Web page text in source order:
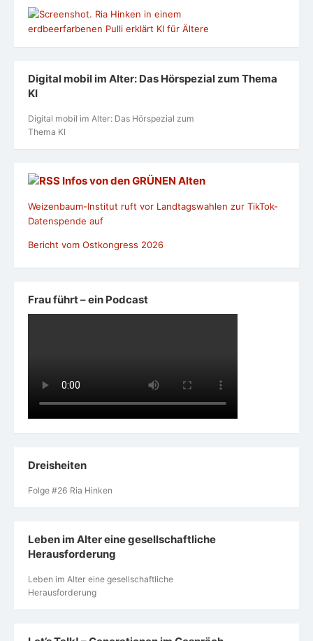
Digital mobil im Alter: Das Hörspezial zum Thema
KI
Digital mobil im Alter: Das Hörspezial zum
Thema KI
Infos von den GRÜNEN Alten
Weizenbaum-Institut ruft vor Landtagswahlen zur TikTok-
Datenspende auf
Bericht vom Ostkongress 2026
Frau führt – ein Podcast
Dreisheiten
Folge #26 Ria Hinken
Leben im Alter eine gesellschaftliche
Herausforderung
Leben im Alter eine gesellschaftliche
Herausforderung